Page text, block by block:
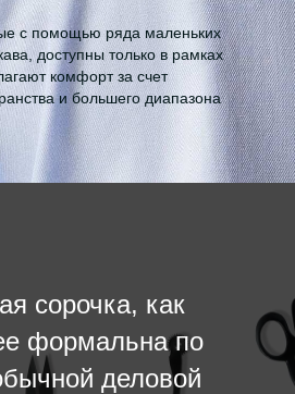
с помощью ряда маленьких
доступны только в рамках
комфорт за счет
и большего диапазона
сорочка, как
формальна по
деловой